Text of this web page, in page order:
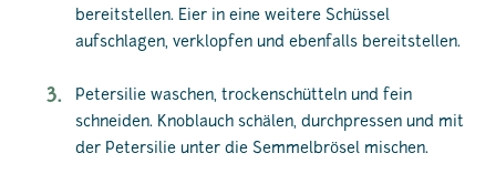
bereitstellen. Eier in eine weitere Schüssel
aufschlagen, verklopfen und ebenfalls bereitstellen.
Petersilie waschen, trockenschütteln und fein
schneiden. Knoblauch schälen, durchpressen und mit
der Petersilie unter die Semmelbrösel mischen.